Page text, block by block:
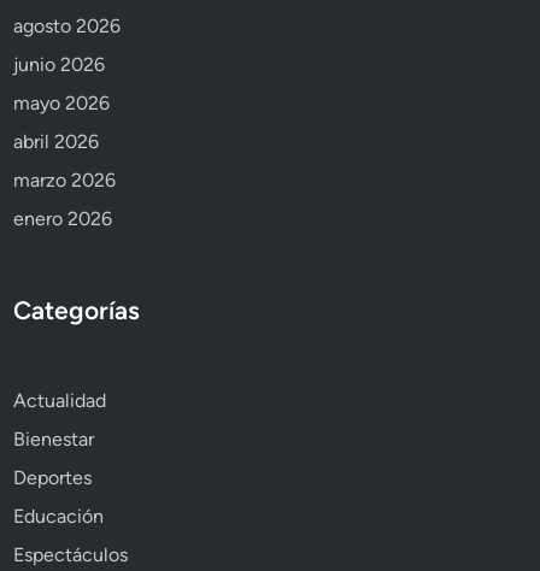
agosto 2026
junio 2026
mayo 2026
abril 2026
marzo 2026
enero 2026
Categorías
Actualidad
Bienestar
Deportes
Educación
Espectáculos